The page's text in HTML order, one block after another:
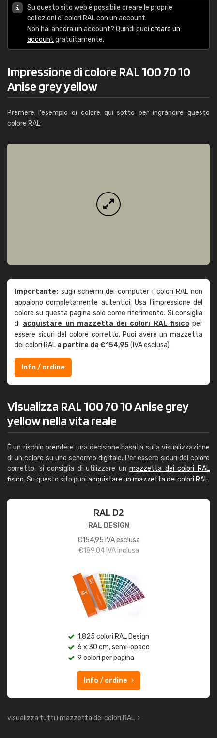
Su questo sito web è possibile creare le proprie
collezioni di colori RAL con un account.
Non hai ancora un account? Quindi puoi creare un
account gratuitamente.
Impressione di colore RAL 100 70 10
Anise grey yellow
Premere l'esempio di colore qui sotto per ingrandire questo
colore RAL:
Importante: sugli schermi dei computer i colori RAL non
appaiono completamente autentici. Usa l'impressione del
colore su questa pagina solo come riferimento. Si consiglia
di acquistare un mazzetta dei colori RAL fisicoper
essere sicuri del colore corretto. Puoi avere un mazzetta
dei colori RAL a partire da €154,95(IVA esclusa).
Info / ordine
Visualizza RAL 100 70 10 Anise grey
yellow nella vita reale
È un rischio prendere una decisione basata sulla visualizzazione
di un colore su uno schermo digitale. Per essere sicuri del colore
corretto, si consiglia di utilizzare unmazzetta dei colori RAL
fisico. Su questo sito puoi acquistare un mazzetta dei colori RAL.
RAL D2
RAL DESIGN
€154,95 IVA esclusa
€189,04IVA inclusa
1.825 colori RAL Design
6 x 30 cm, semi-opaco
9 colori per pagina
Info / ordine
visualizza tutti i mazzetta dei colori RAL